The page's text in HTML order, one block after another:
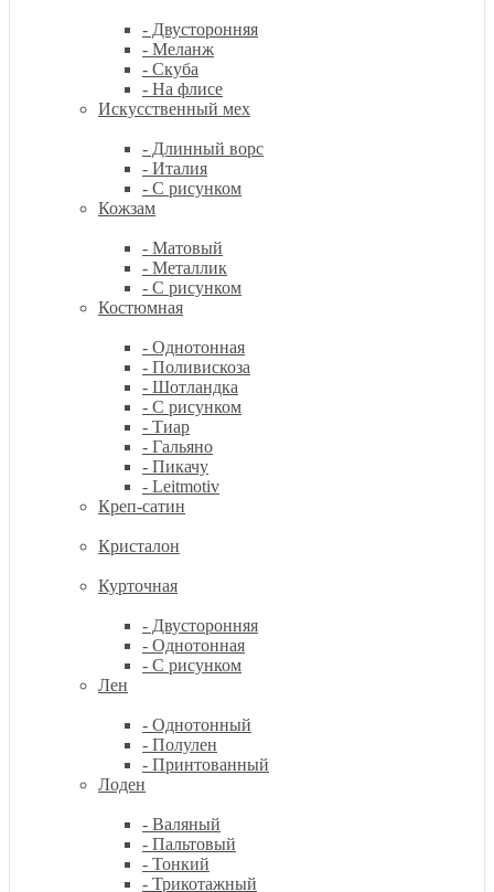
- Двусторонняя
- Меланж
- Скуба
- На флисе
Искусственный мех
- Длинный ворс
- Италия
- С рисунком
Кожзам
- Матовый
- Металлик
- С рисунком
Костюмная
- Однотонная
- Поливискоза
- Шотландка
- С рисунком
- Тиар
- Гальяно
- Пикачу
- Leitmotiv
Креп-сатин
Кристалон
Курточная
- Двусторонняя
- Однотонная
- С рисунком
Лен
- Однотонный
- Полулен
- Принтованный
Лоден
- Валяный
- Пальтовый
- Тонкий
- Трикотажный